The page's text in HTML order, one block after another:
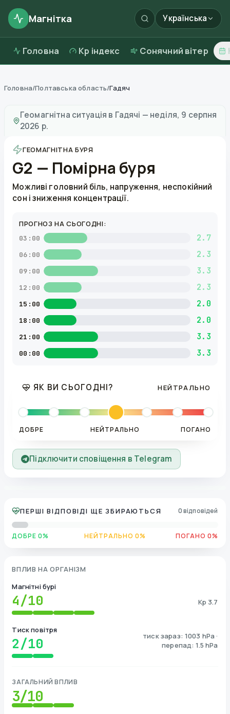
Магнітка Українська
Головна Kp індекс Сонячний вітер
Головна/Полтавська область/Гадяч
Геомагнітна ситуація в Гадячі — неділя, 9 серпня
2026 р.
ГЕОМАГНІТНА БУРЯ
G2 — Помірна буря
Можливі головний біль, напруження, неспокійний
сон і зниження концентрації.
ПРОГНОЗ НА СЬОГОДНІ:
03:00 2.7
06:00 2.3
09:00 3.3
12:00 2.3
15:00 2.0
18:00 2.0
21:00 3.3
00:00 3.3
ЯК ВИ СЬОГОДНІ? НЕЙТРАЛЬНО
ДОБРЕ НЕЙТРАЛЬНО ПОГАНО
Підключити сповіщення в Telegram
ПЕРШІ ВІДПОВІДІ ЩЕ ЗБИРАЮТЬСЯ 0 відповідей
ДОБРЕ 0% НЕЙТРАЛЬНО 0% ПОГАНО 0%
ВПЛИВ НА ОРГАНІЗМ
Магнітні бурі
4/10 Kp 3.7
Тиск повітря
2/10
тиск зараз: 1003 hPa ·
перепад: 1.5 hPa
ЗАГАЛЬНИЙ ВПЛИВ
3/10